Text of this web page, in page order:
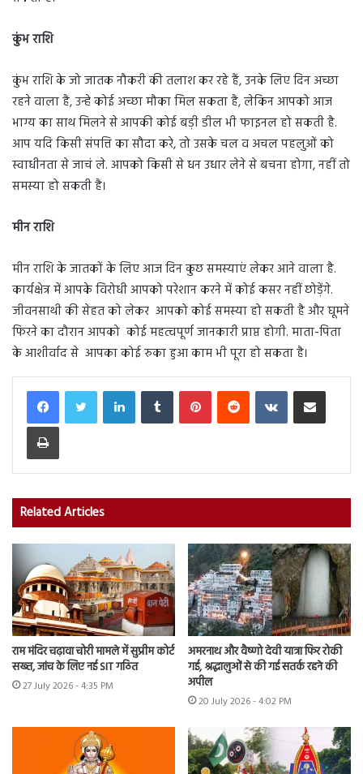
कुंभ राशि
कुंभ राशि के जो जातक नौकरी की तलाश कर रहे हैं, उनके लिए दिन अच्छा
रहने वाला है, उन्हे कोई अच्छा मौका मिल सकता है, लेकिन आपको आज
भाग्य का साथ मिलने से आपकी कोई बड़ी डील भी फाइनल हो सकती है.
आप यदि किसी संपत्ति का सौदा करे, तो उसके चल व अचल पहलुओं को
स्वाधीनता से जाचं ले. आपको किसी से धन उधार लेने से बचना होगा, नहीं तो
समस्या हो सकती है।
मीन राशि
मीन राशि के जातकों के लिए आज दिन कुछ समस्याएं लेकर आने वाला है.
कार्यक्षेत्र में आपके विरोधी आपको परेशान करने में कोई कसर नहीं छोड़ेंगे.
जीवनसाथी की सेहत को लेकर आपको कोई समस्या हो सकती है और घूमने
फिरने का दौरान आपको कोई महत्वपूर्ण जानकारी प्राप्त होगी. माता-पिता
के आशीर्वाद से आपका कोई रुका हुआ काम भी पूरा हो सकता है।
LinkedInTumblr PinterestReddit VKontakteShare via Email
Print
Related Articles
राम मंदिर चढ़ावा चोरी मामले में सुप्रीम कोर्ट
सख्त, जांच के लिए नई SIT गठित
27 July 2026 - 4:35 PM
अमरनाथ और वैष्णो देवी यात्रा फिर रोकी
गई, श्रद्धालुओं से की गई सतर्क रहने की
अपील
20 July 2026 - 4:02 PM